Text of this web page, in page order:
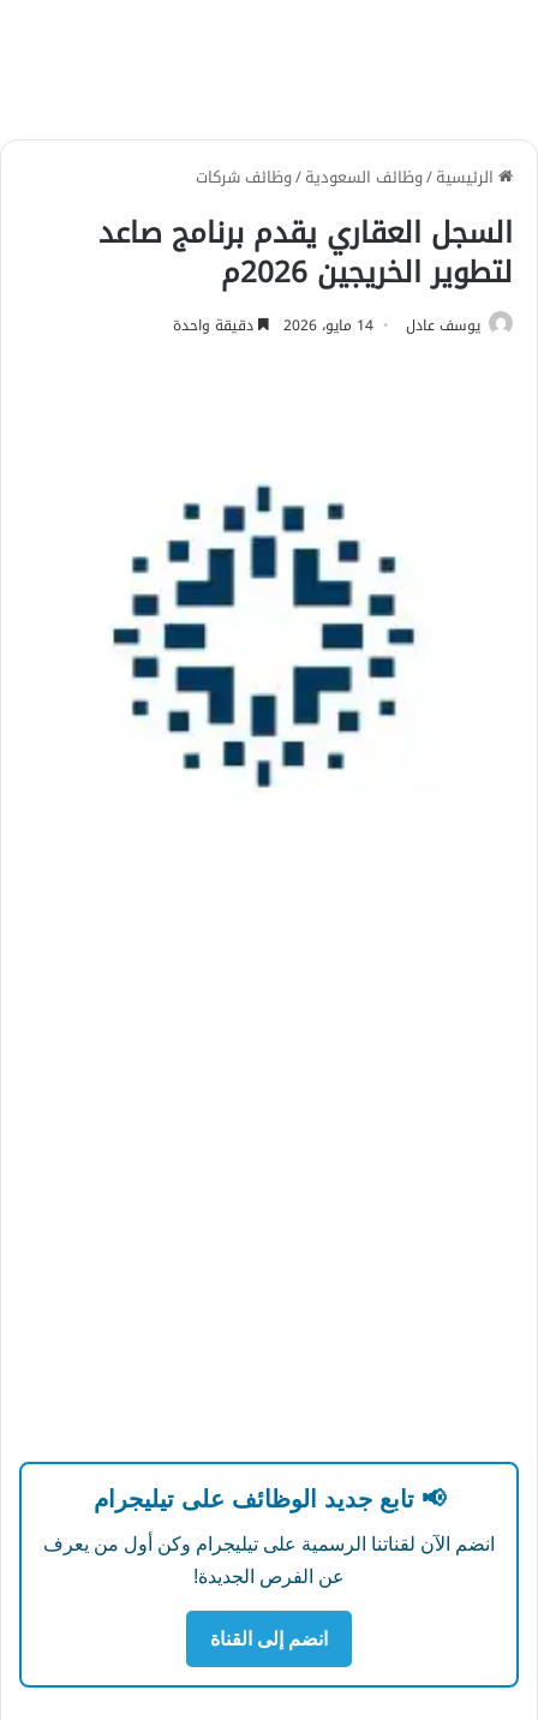
الرئيسية/وظائف السعودية/وظائف شركات
السجل العقاري يقدم برنامج صاعد
لتطوير الخريجين 2026م
يوسف عادل 14 مايو، 2026 دقيقة واحدة
📢 تابع جديد الوظائف على تيليجرام
انضم الآن لقناتنا الرسمية على تيليجرام وكن أول من يعرف
عن الفرص الجديدة!
انضم إلى القناة